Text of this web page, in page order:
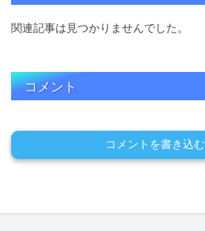
関連記事は見つかりませんでした。
コメント
コメントを書き込む